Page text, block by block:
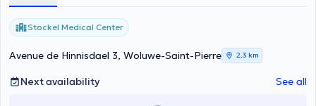
Stockel Medical Center
Avenue de Hinnisdael 3, Woluwe-Saint-Pierre 2,3 km
Next availability See all